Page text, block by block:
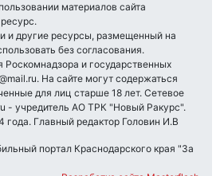
материалов сайта
и другие ресурсы, размещенный на
без согласования.
Роскомнадзора и государственных
На сайте могут содержаться
для лиц старше 18 лет. Сетевое
- учредитель АО ТРК "Новый Ракурс".
года. Главный редактор Головин И.В
портал Краснодарского края "За